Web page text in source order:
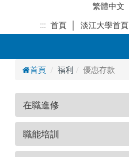
繁體中文
::: 首頁 淡江大學首頁
首頁 福利 優惠存款
在職進修
職能培訓